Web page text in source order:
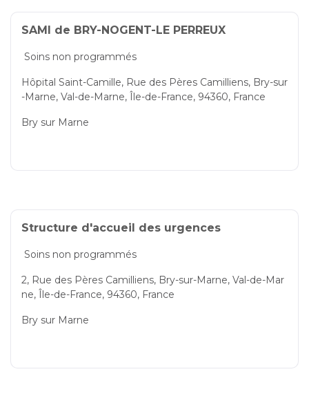
SAMI de BRY-NOGENT-LE PERREUX
Soins non programmés
Hôpital Saint-Camille, Rue des Pères Camilliens, Bry-sur
-Marne, Val-de-Marne, Île-de-France, 94360, France
Bry sur Marne
Structure d'accueil des urgences
Soins non programmés
2, Rue des Pères Camilliens, Bry-sur-Marne, Val-de-Mar
ne, Île-de-France, 94360, France
Bry sur Marne